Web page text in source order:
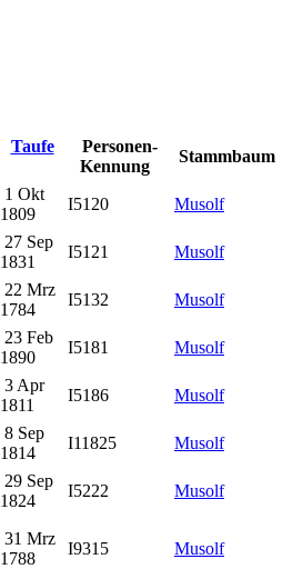
Taufe
Personen-
Kennung
Stammbaum
1 Okt
1809
I5120 Musolf
27 Sep
1831
I5121 Musolf
22 Mrz
1784
I5132 Musolf
23 Feb
1890
I5181 Musolf
3 Apr
1811
I5186 Musolf
8 Sep
1814
I11825 Musolf
29 Sep
1824
I5222 Musolf
31 Mrz
1788
I9315 Musolf